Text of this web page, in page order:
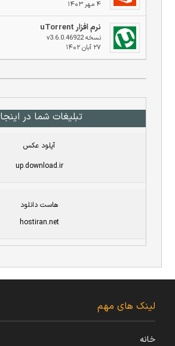
۴ مهر ۱۴۰۳
نرم افزار uTorrent
نسخه v3.6.0.46922
۲۷ آبان ۱۴۰۲
تبلیغات شما در اینجا
آپلود عکس
up.download.ir
هاست دانلود
hostiran.net
لینک های مهم
خانه